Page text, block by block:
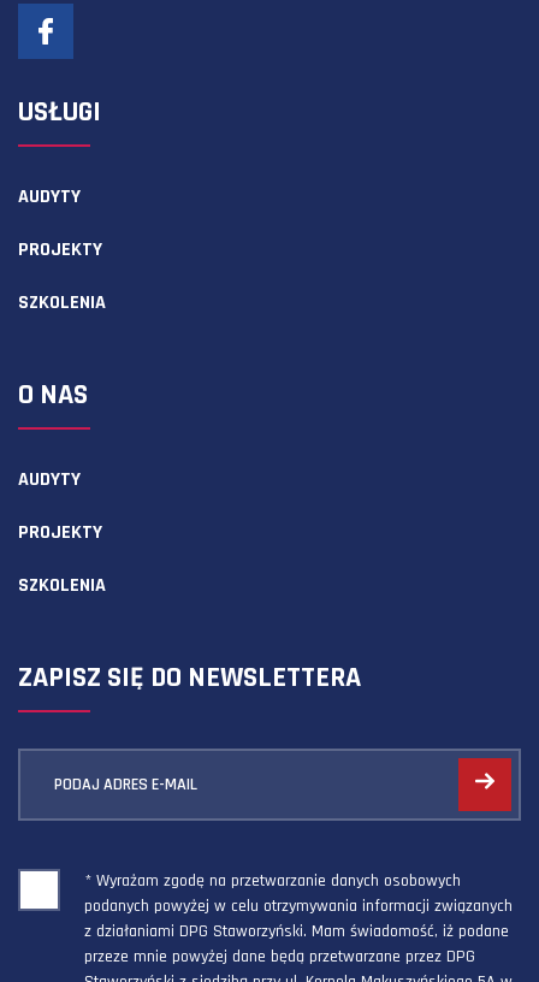
USŁUGI
AUDYTY
PROJEKTY
SZKOLENIA
O NAS
AUDYTY
PROJEKTY
SZKOLENIA
ZAPISZ SIĘ DO NEWSLETTERA
PODAJ ADRES E-MAIL
* Wyrażam zgodę na przetwarzanie danych osobowych
podanych powyżej w celu otrzymywania informacji związanych
z działaniami DPG Staworzyński. Mam świadomość, iż podane
przeze mnie powyżej dane będą przetwarzane przez DPG